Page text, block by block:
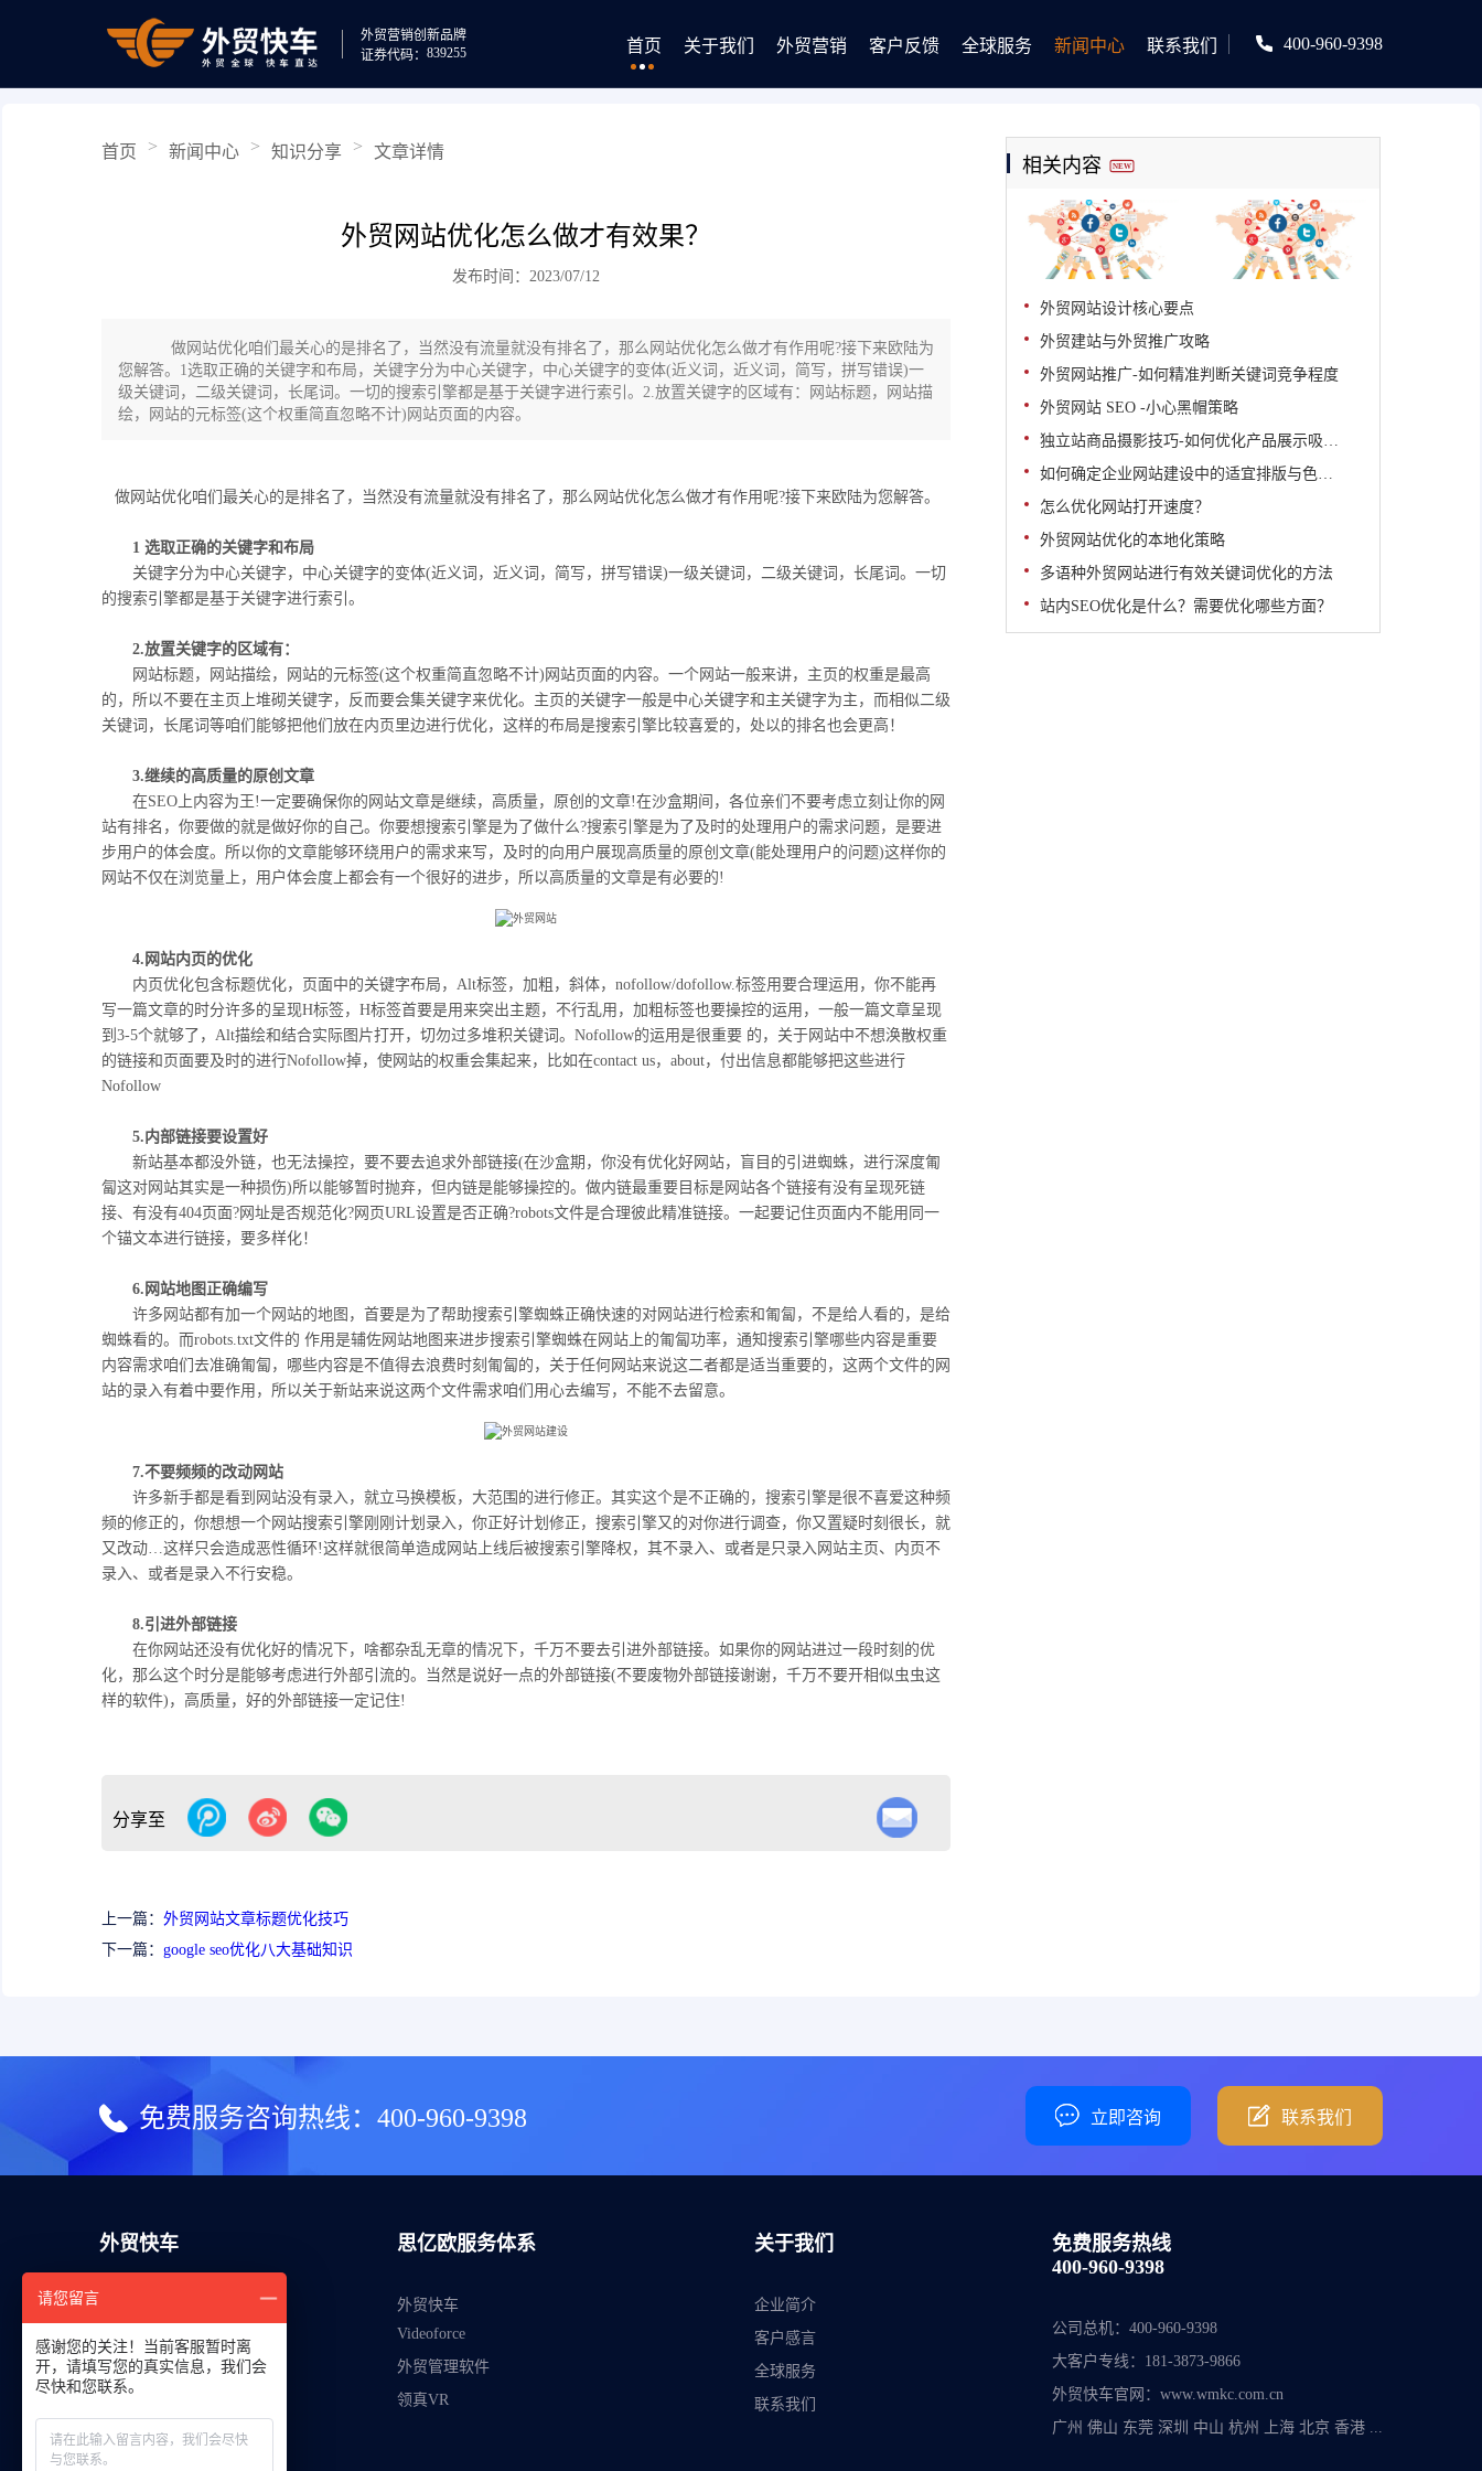
外贸营销创新品牌
证券代码：839255 首页 关于我们 外贸营销 客户反馈 全球服务 新闻中心 联系我们 400-960-9398
首页 > 新闻中心 > 知识分享 > 文章详情
外贸网站优化怎么做才有效果？
发布时间：2023/07/12
做网站优化咱们最关心的是排名了，当然没有流量就没有排名了，那么网站优化怎么做才有作用呢?接下来欧陆为
您解答。1选取正确的关键字和布局，关键字分为中心关键字，中心关键字的变体(近义词，近义词，简写，拼写错误)一
级关键词，二级关键词，长尾词。一切的搜索引擎都是基于关键字进行索引。2.放置关键字的区域有：网站标题，网站描
绘，网站的元标签(这个权重简直忽略不计)网站页面的内容。
做网站优化咱们最关心的是排名了，当然没有流量就没有排名了，那么网站优化怎么做才有作用呢?接下来欧陆为您解答。
1 选取正确的关键字和布局
关键字分为中心关键字，中心关键字的变体(近义词，近义词，简写，拼写错误)一级关键词，二级关键词，长尾词。一切
的搜索引擎都是基于关键字进行索引。
2.放置关键字的区域有：
网站标题，网站描绘，网站的元标签(这个权重简直忽略不计)网站页面的内容。一个网站一般来讲，主页的权重是最高
的，所以不要在主页上堆砌关键字，反而要会集关键字来优化。主页的关键字一般是中心关键字和主关键字为主，而相似二级
关键词，长尾词等咱们能够把他们放在内页里边进行优化，这样的布局是搜索引擎比较喜爱的，处以的排名也会更高！
3.继续的高质量的原创文章
在SEO上内容为王!一定要确保你的网站文章是继续，高质量，原创的文章!在沙盒期间，各位亲们不要考虑立刻让你的网
站有排名，你要做的就是做好你的自己。你要想搜索引擎是为了做什么?搜索引擎是为了及时的处理用户的需求问题，是要进
步用户的体会度。所以你的文章能够环绕用户的需求来写，及时的向用户展现高质量的原创文章(能处理用户的问题)这样你的
网站不仅在浏览量上，用户体会度上都会有一个很好的进步，所以高质量的文章是有必要的!
4.网站内页的优化
内页优化包含标题优化，页面中的关键字布局，Alt标签，加粗，斜体，nofollow/dofollow.标签用要合理运用，你不能再
写一篇文章的时分许多的呈现H标签，H标签首要是用来突出主题，不行乱用，加粗标签也要操控的运用，一般一篇文章呈现
到3-5个就够了，Alt描绘和结合实际图片打开，切勿过多堆积关键词。Nofollow的运用是很重要 的，关于网站中不想涣散权重
的链接和页面要及时的进行Nofollow掉，使网站的权重会集起来，比如在contact us，about，付出信息都能够把这些进行
Nofollow
5.内部链接要设置好
新站基本都没外链，也无法操控，要不要去追求外部链接(在沙盒期，你没有优化好网站，盲目的引进蜘蛛，进行深度匍
匐这对网站其实是一种损伤)所以能够暂时抛弃，但内链是能够操控的。做内链最重要目标是网站各个链接有没有呈现死链
接、有没有404页面?网址是否规范化?网页URL设置是否正确?robots文件是合理彼此精准链接。一起要记住页面内不能用同一
个锚文本进行链接，要多样化！
6.网站地图正确编写
许多网站都有加一个网站的地图，首要是为了帮助搜索引擎蜘蛛正确快速的对网站进行检索和匍匐，不是给人看的，是给
蜘蛛看的。而robots.txt文件的 作用是辅佐网站地图来进步搜索引擎蜘蛛在网站上的匍匐功率，通知搜索引擎哪些内容是重要
内容需求咱们去准确匍匐，哪些内容是不值得去浪费时刻匍匐的，关于任何网站来说这二者都是适当重要的，这两个文件的网
站的录入有着中要作用，所以关于新站来说这两个文件需求咱们用心去编写，不能不去留意。
7.不要频频的改动网站
许多新手都是看到网站没有录入，就立马换模板，大范围的进行修正。其实这个是不正确的，搜索引擎是很不喜爱这种频
频的修正的，你想想一个网站搜索引擎刚刚计划录入，你正好计划修正，搜索引擎又的对你进行调查，你又置疑时刻很长，就
又改动…这样只会造成恶性循环!这样就很简单造成网站上线后被搜索引擎降权，其不录入、或者是只录入网站主页、内页不
录入、或者是录入不行安稳。
8.引进外部链接
在你网站还没有优化好的情况下，啥都杂乱无章的情况下，千万不要去引进外部链接。如果你的网站进过一段时刻的优
化，那么这个时分是能够考虑进行外部引流的。当然是说好一点的外部链接(不要废物外部链接谢谢，千万不要开相似虫虫这
样的软件)，高质量，好的外部链接一定记住!
分享至
上一篇： 外贸网站文章标题优化技巧
下一篇： google seo优化八大基础知识
相关内容 NEW
外贸网站设计核心要点
外贸建站与外贸推广攻略
外贸网站推广-如何精准判断关键词竞争程度
外贸网站 SEO -小心黑帽策略
独立站商品摄影技巧-如何优化产品展示吸引国际买家
如何确定企业网站建设中的适宜排版与色彩搭配方案
怎么优化网站打开速度？
外贸网站优化的本地化策略
多语种外贸网站进行有效关键词优化的方法
站内SEO优化是什么？需要优化哪些方面？
免费服务咨询热线： 400-960-9398 立即咨询 联系我们
外贸快车
运营管理
智能获客
产品套餐
思亿欧服务体系
外贸快车
Videoforce
外贸管理软件
领真VR
关于我们
企业简介
客户感言
全球服务
联系我们
免费服务热线
400-960-9398
公司总机： 400-960-9398
大客户专线： 181-3873-9866
外贸快车官网： www.wmkc.com.cn
广州 佛山 东莞 深圳 中山 杭州 上海 北京 香港 ...
请您留言
感谢您的关注！当前客服暂时离
开，请填写您的真实信息，我们会
尽快和您联系。